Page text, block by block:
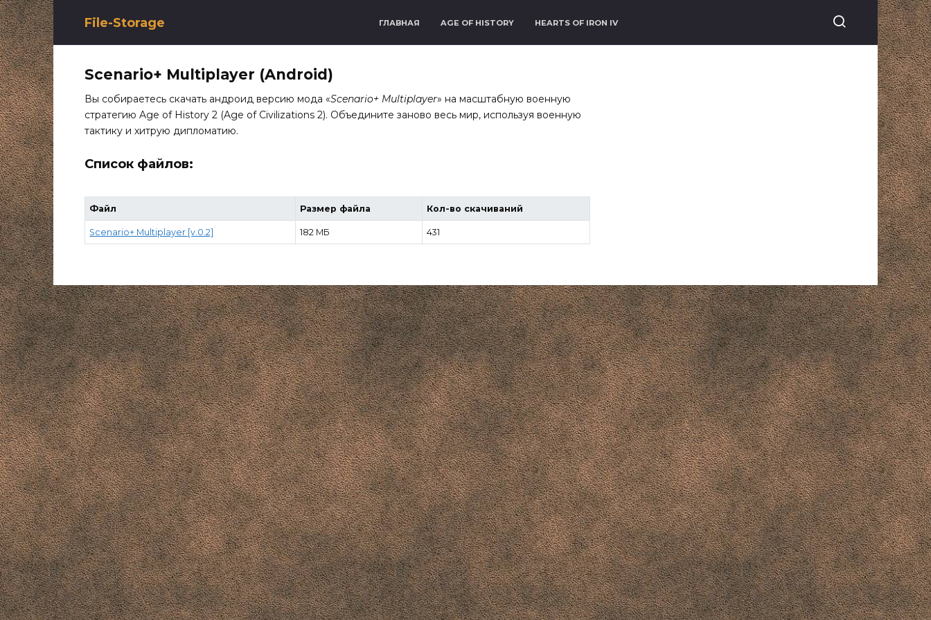
Перейти
к
содержанию
File-Storage ГЛАВНАЯ AGE OF HISTORY HEARTS OF IRON IV
Scenario+ Multiplayer (Android)
Вы собираетесь скачать андроид версию мода «Scenario+ Multiplayer» на масштабную военную
стратегию Age of History 2 (Age of Civilizations 2). Объедините заново весь мир, используя военную
тактику и хитрую дипломатию.
Список файлов:
Файл Размер файла Кол-во скачиваний
Scenario+ Multiplayer [v.0.2] 182 МБ 431